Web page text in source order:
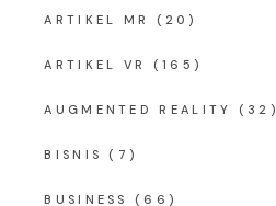
ARTIKEL MR (20)
ARTIKEL VR (165)
AUGMENTED REALITY (32)
BISNIS (7)
BUSINESS (66)